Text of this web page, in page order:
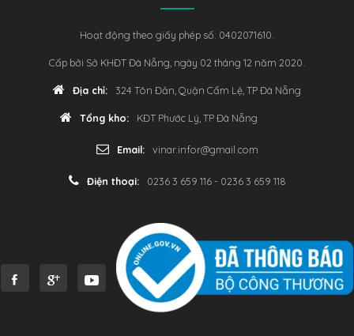
Hoạt động theo giấy phép số: 0402071610.
Cấp bởi Sở KHĐT Đà Nẵng, ngày 02 tháng 12 năm 2020.
Địa chỉ: 324 Tôn Đản, Quận Cẩm Lệ, TP Đà Nẵng
Tổng kho: KĐT Phước Lý, TP Đà Nẵng
Email: vinar.infor@gmail.com
Điện thoại: 0236 3 659 116 - 0236 3 659 118